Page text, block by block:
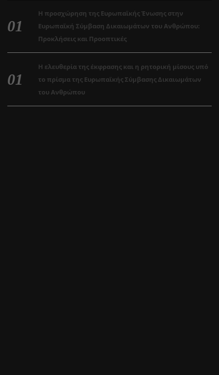
Η προσχώρηση της Ευρωπαϊκής Ένωσης στην
Ευρωπαϊκή Σύμβαση Δικαιωμάτων του Ανθρώπου:
Προκλήσεις και Προοπτικές
Η ελευθερία της έκφρασης και η ρητορική μίσους υπό
το πρίσμα της Ευρωπαϊκής Σύμβασης Δικαιωμάτων
του Ανθρώπου